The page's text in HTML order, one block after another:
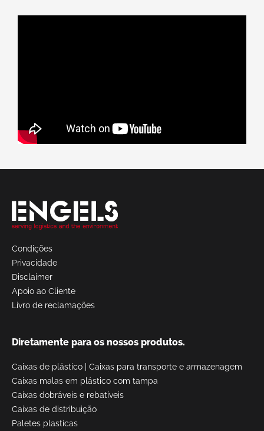
Condições
Privacidade
Disclaimer
Apoio ao Cliente
Livro de reclamações
Diretamente para os nossos produtos.
Caixas de plástico
Caixas para transporte e armazenagem
Caixas malas em plástico com tampa
Caixas dobráveis e rebatíveis
Caixas de distribuição
Paletes plasticas